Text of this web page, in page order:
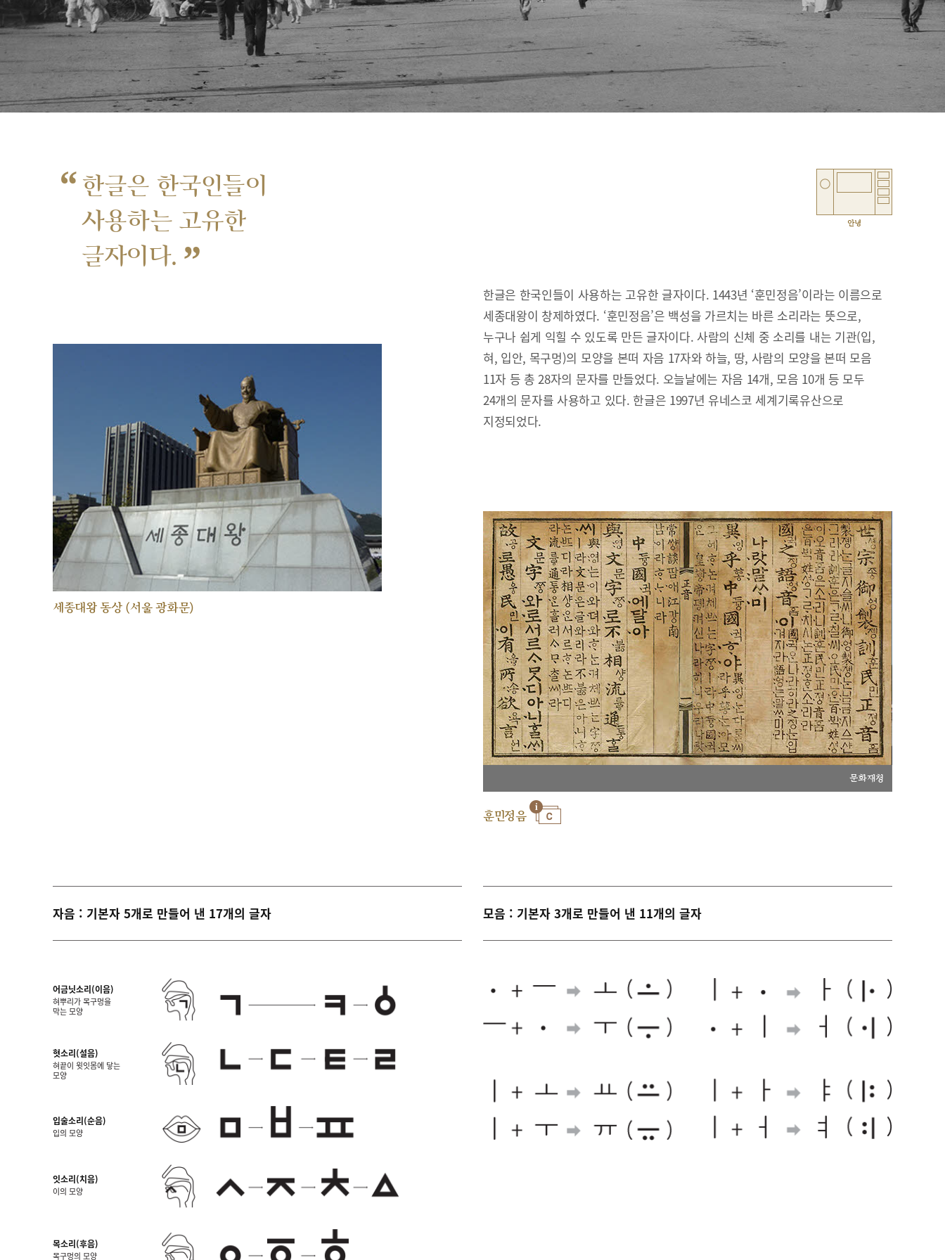
“ 한글은 한국인들이
사용하는 고유한
글자이다. ”
안녕
세종대왕 동상 (서울 광화문)
한글은 한국인들이 사용하는 고유한 글자이다. 1443년 ‘훈민정음’이라는 이름으로
세종대왕이 창제하였다. ‘훈민정음’은 백성을 가르치는 바른 소리라는 뜻으로,
누구나 쉽게 익힐 수 있도록 만든 글자이다. 사람의 신체 중 소리를 내는 기관(입,
혀, 입안, 목구멍)의 모양을 본떠 자음 17자와 하늘, 땅, 사람의 모양을 본떠 모음
11자 등 총 28자의 문자를 만들었다. 오늘날에는 자음 14개, 모음 10개 등 모두
24개의 문자를 사용하고 있다. 한글은 1997년 유네스코 세계기록유산으로
지정되었다.
문화재청
훈민정음
자음 : 기본자 5개로 만들어 낸 17개의 글자
어금닛소리(이음)
혀뿌리가 목구멍을
막는 모양
혓소리(설음)
혀끝이 윗잇몸에 닿는
모양
입술소리(순음)
입의 모양
잇소리(치음)
이의 모양
목소리(후음)
목구멍의 모양
모음 : 기본자 3개로 만들어 낸 11개의 글자